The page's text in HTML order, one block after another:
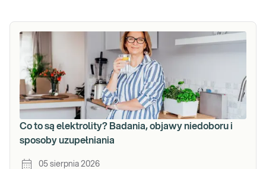
Co to są elektrolity? Badania, objawy niedoboru i
sposoby uzupełniania
05 sierpnia 2026